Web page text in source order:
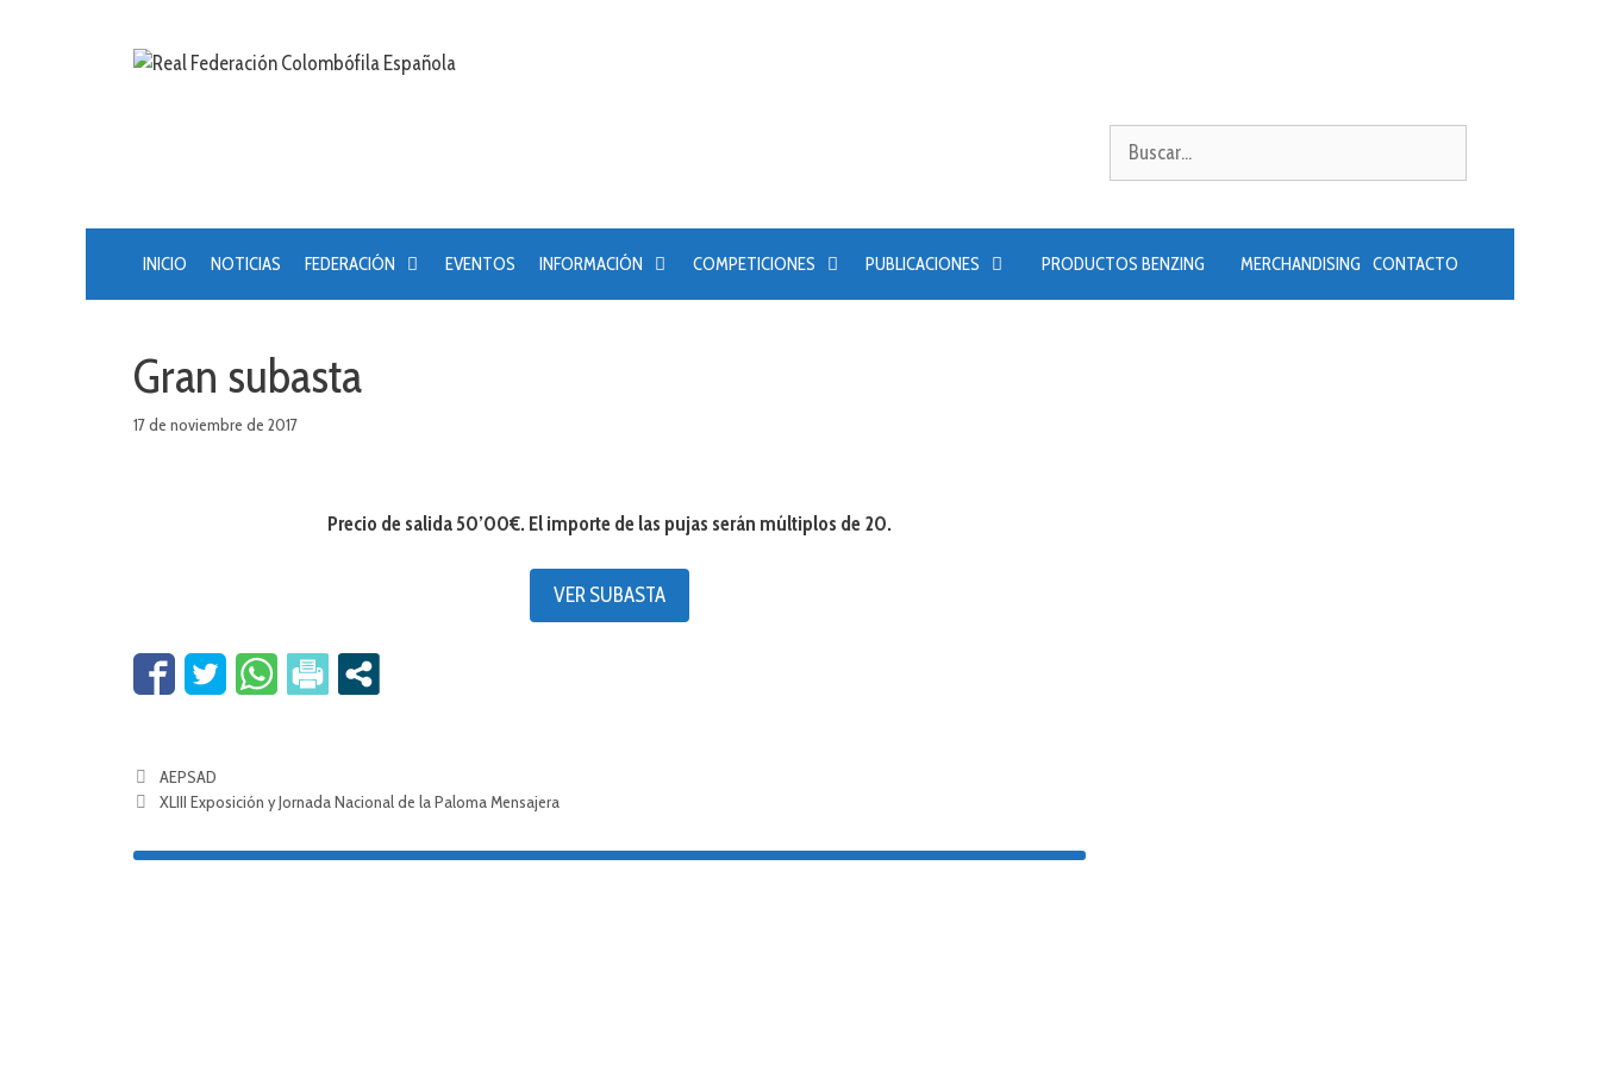
Buscar:
INICIO NOTICIAS FEDERACIÓN EVENTOS INFORMACIÓN COMPETICIONES PUBLICACIONES PRODUCTOS BENZING MERCHANDISING CONTACTO
Gran subasta
17 de noviembre de 2017
Precio de salida 50’00€. El importe de las pujas serán múltiplos de 20.
VER SUBASTA
AEPSAD
XLIII Exposición y Jornada Nacional de la Paloma Mensajera